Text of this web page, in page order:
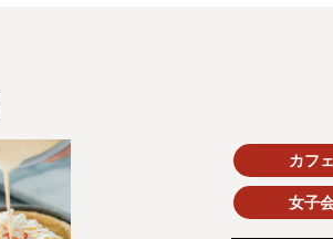
カフェ
女子